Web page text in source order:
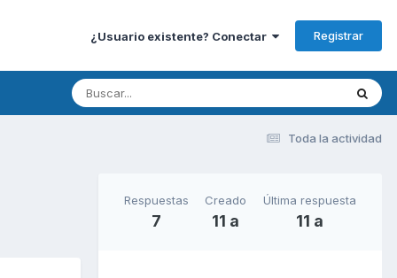
¿Usuario existente? Conectar Registrar
Toda la actividad
Respuestas
7
Creado
11 a
Última respuesta
11 a